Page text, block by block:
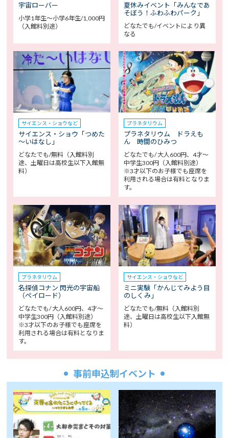
宇宙ローバー
小学1年生～小学6年生/1,000円
（入館料別途）
夏休みイベント「みんなであ
そぼう！ふわふわパーク」
どなたでも/イベントにより異
なる
サイエンス・ショウなど
サイエンス・ショウ「つめた
～いはなし」
どなたでも/無料（入館料別
途、土曜日は高校生以下入館無
料）
プラネタリウム
プラネタリウム ドラえも
ん 時間のひみつ
どなたでも/ 大人600円、4才～
中学生300円（入館料別途）
※3才以下のお子様でも座席を
利用される場合は有料となりま
す。
プラネタリウム
名探偵コナン 閃光の宇宙船
（ペイロード）
どなたでも/ 大人600円、4才～
中学生300円（入館料別途）
※3才以下のお子様でも座席を
利用される場合は有料となりま
す。
サイエンス・ショウなど
ミニ実験「かんじてみよう目
のしくみ」
どなたでも/無料（入館料別
途、土曜日は高校生以下入館無
料）
事前申込制イベント